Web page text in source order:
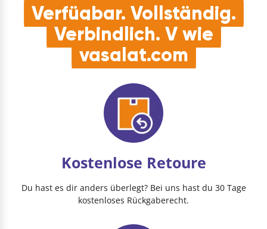
Verfügbar. Vollständig.
Verbindlich. V wie
vasalat.com
Kostenlose Retoure
Du hast es dir anders überlegt? Bei uns hast du 30 Tage
kostenloses Rückgaberecht.